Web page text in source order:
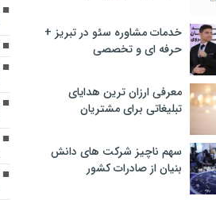
خدمات مشاوره سئو در تبریز +
حرفه ای و تخصصی
معرفی ارزان ترین هدایای
تبلیغاتی برای مشتریان
سهم ناچیز شرکت های دانش
بنیان از صادرات کشور